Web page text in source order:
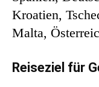
Kroatien,
Malta,
Reiseziel für